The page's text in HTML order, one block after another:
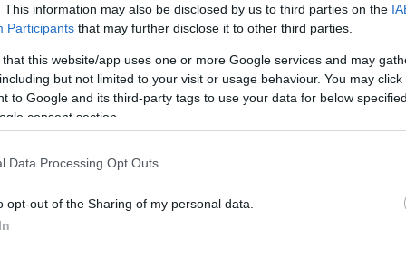
This information may also be disclosed by us to third parties on the
Participants that may further disclose it to other third parties.
this website/app uses one or more Google services and may
but not limited to your visit or usage behaviour. You may
to Google and its third-party tags to use your data for below
consent section.
Data Processing Opt Outs
opt-out of the Sharing of my personal data.
Egyetem már 1787 óta oktatja az
szolgáló épületegyüttest Steindl Imre, az
idején.